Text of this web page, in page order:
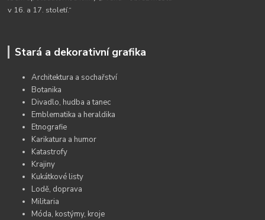
v 16. a 17. století.“
Stará a dekorativní grafika
Architektura a sochařství
Botanika
Divadlo, hudba a tanec
Emblematika a heraldika
Etnografie
Karikatura a humor
Katastrofy
Krajiny
Kukátkové listy
Lodě, doprava
Militaria
Móda, kostýmy, kroje